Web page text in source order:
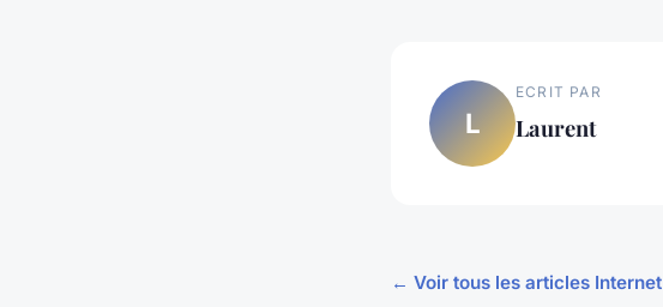
L
ECRIT PAR
Laurent
← Voir tous les articles Internet